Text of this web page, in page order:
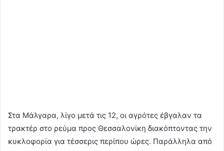
Στα Μάλγαρα, λίγο μετά τις 12, οι αγρότες έβγαλαν τα
τρακτέρ στο ρεύμα προς Θεσσαλονίκη διακόπτοντας την
κυκλοφορία για τέσσερις περίπου ώρες. Παράλληλα από